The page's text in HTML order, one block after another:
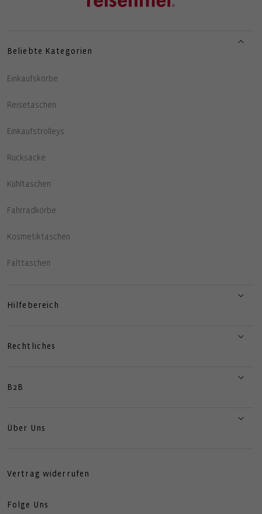
Beliebte Kategorien
Einkaufskörbe
Reisetaschen
Einkaufstrolleys
Rucksäcke
Kühltaschen
Fahrradkörbe
Kosmetiktaschen
Falttaschen
Hilfebereich
Rechtliches
B2B
Über Uns
Vertrag widerrufen
Folge Uns